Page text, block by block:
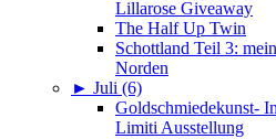
Lillarose Giveaway
The Half Up Twin
Schottland Teil 3:
Norden
► Juli (6)
Goldschmiedekunst-
Limiti Ausstellung